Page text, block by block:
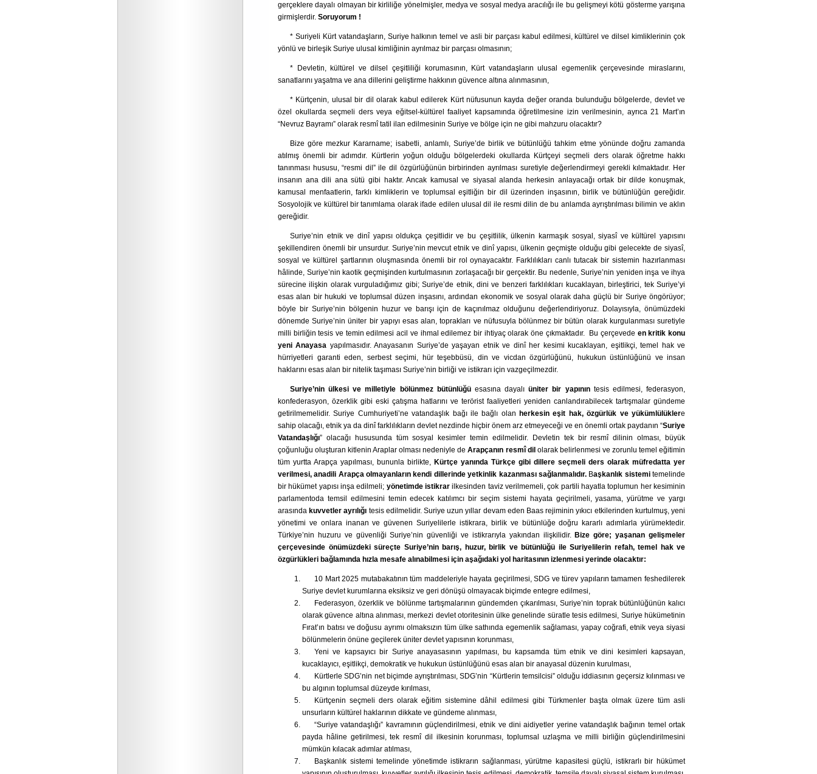
gerçeklere dayalı olmayan bir kirliliğe yönelmişler, medya ve sosyal medya aracılığı ile bu gelişmeyi kötü gösterme yarışına
girmişlerdir. Soruyorum !
* Suriyeli Kürt vatandaşların, Suriye halkının temel ve asli bir parçası kabul edilmesi, kültürel ve dilsel kimliklerinin çok
yönlü ve birleşik Suriye ulusal kimliğinin ayrılmaz bir parçası olmasının;
*
Devletin, kültürel ve dilsel çeşitliliği korumasının, Kürt vatandaşların ulusal egemenlik çerçevesinde miraslarını,
sanatlarını yaşatma ve ana dillerini geliştirme hakkının güvence altına alınmasının,
* Kürtçenin, ulusal bir dil olarak kabul edilerek Kürt nüfusunun kayda değer oranda bulunduğu bölgelerde, devlet ve
özel okullarda seçmeli ders veya eğitsel-kültürel faaliyet kapsamında öğretilmesine izin verilmesinin, ayrıca 21 Mart’ın
“Nevruz Bayramı” olarak resmî tatil ilan edilmesinin Suriye ve bölge için ne gibi mahzuru olacaktır?
Bize göre mezkur Kararname; isabetli, anlamlı, Suriye’de birlik ve bütünlüğü tahkim etme yönünde doğru zamanda
atılmış önemli bir adımdır. Kürtlerin yoğun olduğu bölgelerdeki okullarda Kürtçeyi seçmeli ders olarak öğretme hakkı
tanınması hususu, “resmi dil” ile dil özgürlüğünün birbirinden ayrılması suretiyle değerlendirmeyi gerekli kılmaktadır. Her
insanın ana dili ana sütü gibi haktır. Ancak kamusal ve siyasal alanda herkesin anlayacağı ortak bir dilde konuşmak,
kamusal menfaatlerin, farklı kimliklerin ve toplumsal eşitliğin bir dil üzerinden inşasının, birlik ve bütünlüğün gereğidir.
Sosyolojik ve kültürel bir tanımlama olarak ifade edilen ulusal dil ile resmi dilin de bu anlamda ayrıştırılması bilimin ve aklın
gereğidir.
Suriye’nin etnik ve dinî yapısı oldukça çeşitlidir ve bu çeşitlilik, ülkenin karmaşık sosyal, siyasî ve kültürel yapısını
şekillendiren önemli bir unsurdur. Suriye’nin mevcut etnik ve dinî yapısı, ülkenin geçmişte olduğu gibi gelecekte de siyasî,
sosyal ve kültürel şartlarının oluşmasında önemli bir rol oynayacaktır. Farklılıkları canlı tutacak bir sistemin hazırlanması
hâlinde, Suriye’nin kaotik geçmişinden kurtulmasının zorlaşacağı bir gerçektir. Bu nedenle, Suriye’nin yeniden inşa ve ihya
sürecine ilişkin olarak vurguladığımız gibi; Suriye’de etnik, dini ve benzeri farklılıkları kucaklayan, birleştirici, tek Suriye’yi
esas alan bir hukuki ve toplumsal düzen inşasını, ardından ekonomik ve sosyal olarak daha güçlü bir Suriye öngörüyor;
böyle bir Suriye’nin bölgenin huzur ve barışı için de kaçınılmaz olduğunu değerlendiriyoruz. Dolayısıyla, önümüzdeki
dönemde Suriye’nin üniter bir yapıyı esas alan, toprakları ve nüfusuyla bölünmez bir bütün olarak kurgulanması suretiyle
milli birliğin tesis ve temin edilmesi acil ve ihmal edilemez bir ihtiyaç olarak öne çıkmaktadır. Bu çerçevede en kritik konu
yeni Anayasa yapılmasıdır. Anayasanın Suriye’de yaşayan etnik ve dinî her kesimi kucaklayan, eşitlikçi, temel hak ve
hürriyetleri garanti eden, serbest seçimi, hür teşebbüsü, din ve vicdan özgürlüğünü, hukukun üstünlüğünü ve insan
haklarını esas alan bir nitelik taşıması Suriye’nin birliği ve istikrarı için vazgeçilmezdir.
Suriye’nin ülkesi ve milletiyle bölünmez bütünlüğüesasına dayalıüniter bir yapının tesis edilmesi, federasyon,
konfederasyon, özerklik gibi eski çatışma hatlarını ve terörist faaliyetleri yeniden canlandırabilecek tartışmalar gündeme
getirilmemelidir. Suriye Cumhuriyeti’ne vatandaşlık bağı ile bağlı olan herkesin eşit hak, özgürlük ve yükümlülüklere
sahip olacağı, etnik ya da dinî farklılıkların devlet nezdinde hiçbir önem arz etmeyeceği ve en önemli ortak paydanın “Suriye
Vatandaşlığı” olacağı hususunda tüm sosyal kesimler temin edilmelidir. Devletin tek bir resmî dilinin olması, büyük
çoğunluğu oluşturan kitlenin Araplar olması nedeniyle deArapçanın resmî dil olarak belirlenmesi ve zorunlu temel eğitimin
tüm yurtta Arapça yapılması, bununla birlikte, Kürtçe yanında Türkçe gibi dillere seçmeli ders olarak müfredatta yer
verilmesi, anadili Arapça olmayanların kendi dillerinde yetkinlik kazanması sağlanmalıdır. Başkanlık sistemitemelinde
bir hükümet yapısı inşa edilmeli; yönetimde istikrar ilkesinden taviz verilmemeli, çok partili hayatla toplumun her kesiminin
parlamentoda temsil edilmesini temin edecek katılımcı bir seçim sistemi hayata geçirilmeli, yasama, yürütme ve yargı
arasında kuvvetler ayrılığı tesis edilmelidir. Suriye uzun yıllar devam eden Baas rejiminin yıkıcı etkilerinden kurtulmuş, yeni
yönetimi ve onlara inanan ve güvenen Suriyelilerle istikrara, birlik ve bütünlüğe doğru kararlı adımlarla yürümektedir.
Türkiye’nin huzuru ve güvenliği Suriye’nin güvenliği ve istikrarıyla yakından ilişkilidir. Bize göre; yaşanan gelişmeler
çerçevesinde önümüzdeki süreçte Suriye’nin barış, huzur, birlik ve bütünlüğü ile Suriyelilerin refah, temel hak ve
özgürlükleri bağlamında hızla mesafe alınabilmesi için aşağıdaki yol haritasının izlenmesi yerinde olacaktır:
10 Mart 2025 mutabakatının tüm maddeleriyle hayata geçirilmesi, SDG ve türev yapıların tamamen feshedilerek
Suriye devlet kurumlarına eksiksiz ve geri dönüşü olmayacak biçimde entegre edilmesi,
Federasyon, özerklik ve bölünme tartışmalarının gündemden çıkarılması, Suriye’nin toprak bütünlüğünün kalıcı
olarak güvence altına alınması, merkezi devlet otoritesinin ülke genelinde süratle tesis edilmesi, Suriye hükümetinin
Fırat’ın batısı ve doğusu ayrımı olmaksızın tüm ülke sathında egemenlik sağlaması, yapay coğrafi, etnik veya siyasi
bölünmelerin önüne geçilerek üniter devlet yapısının korunması,
Yeni ve kapsayıcı bir Suriye anayasasının yapılması, bu kapsamda tüm etnik ve dini kesimleri kapsayan,
kucaklayıcı, eşitlikçi, demokratik ve hukukun üstünlüğünü esas alan bir anayasal düzenin kurulması,
Kürtlerle SDG’nin net biçimde ayrıştırılması, SDG’nin “Kürtlerin temsilcisi” olduğu iddiasının geçersiz kılınması ve
bu algının toplumsal düzeyde kırılması,
Kürtçenin seçmeli ders olarak eğitim sistemine dâhil edilmesi gibi Türkmenler başta olmak üzere tüm asli
unsurların kültürel haklarının dikkate ve gündeme alınması,
“Suriye vatandaşlığı” kavramının güçlendirilmesi, etnik ve dini aidiyetler yerine vatandaşlık bağının temel ortak
payda hâline getirilmesi, tek resmî dil ilkesinin korunması, toplumsal uzlaşma ve milli birliğin güçlendirilmesini
mümkün kılacak adımlar atılması,
Başkanlık sistemi temelinde yönetimde istikrarın sağlanması, yürütme kapasitesi güçlü, istikrarlı bir hükümet